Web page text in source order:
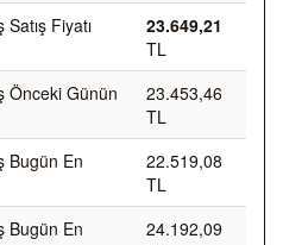
Fiyatı
23.649,21
TL
Önceki Günün
23.453,46
TL
Bugün En
22.519,08
TL
Bugün En
24.192,09